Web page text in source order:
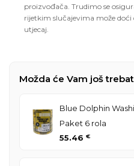
proizvođača. Trudimo se
rijetkim slučajevima može
utjecaj.
Možda će Vam još
Blue Dolphin
Paket 6 rola
55.46 €